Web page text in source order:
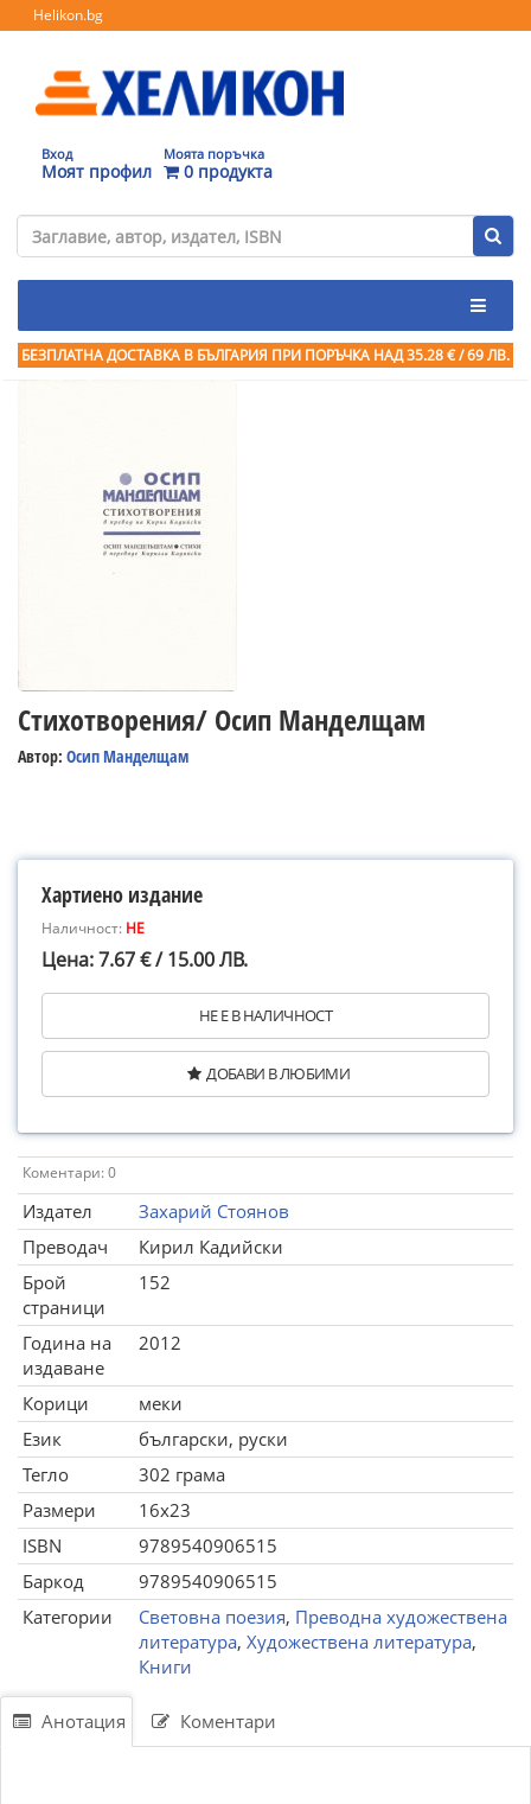
Helikon.bg
Вход
Моят профил
Моята поръчка
0 продукта
БЕЗПЛАТНА ДОСТАВКА В БЪЛГАРИЯ ПРИ ПОРЪЧКА НАД 35.28 € / 69 ЛВ.
Стихотворения/ Осип Манделщам
Автор: Осип Манделщам
Хартиено издание
Наличност: НЕ
Цена: 7.67 € / 15.00 ЛВ.
НЕ Е В НАЛИЧНОСТ
ДОБАВИ В ЛЮБИМИ
Коментари: 0
Издател
Захарий Стоянов
Преводач
Кирил Кадийски
Брой
страници
152
Година на
издаване
2012
Корици
меки
Език
български, руски
Тегло
302 грама
Размери
16x23
ISBN
9789540906515
Баркод
9789540906515
Категории
Световна поезия, Преводна художествена
литература, Художествена литература,
Книги
Анотация Коментари